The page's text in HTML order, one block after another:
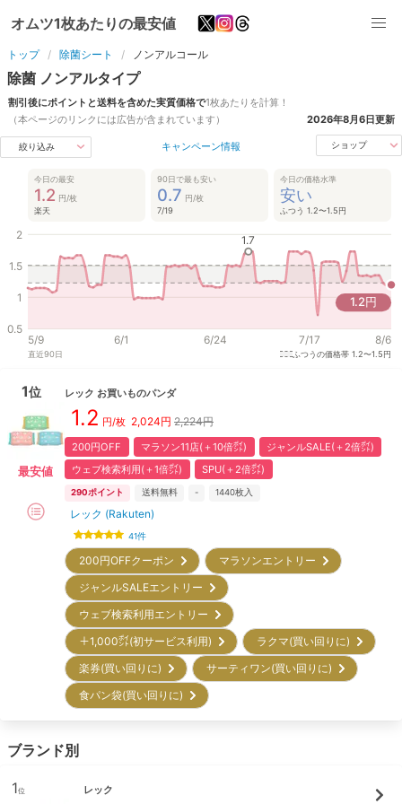
オムツ1枚あたりの最安値
トップ 除菌シート ノンアルコール
除菌 ノンアルタイプ
割引後にポイントと送料を含めた実質価格で1枚あたりを計算！
（本ページのリンクには広告が含まれています）
2026年8月6日更新
絞り込み キャンペーン情報 ショップ
今日の最安
1.2 円/枚
楽天
90日で最も安い
0.7 円/枚
7/19
今日の価格水準
安い
ふつう 1.2〜1.5円
0.5
1
1.5
2
5/9 6/1 6/24 7/17 8/6
1.7
1.2円
直近90日 ふつうの価格帯1.2〜1.5円
1位
最安値
レック お買いものパンダ
1.2 円/枚 2,024円 2,224円
200円OFF マラソン11店(＋10倍㌽)
ジャンルSALE(＋2倍㌽)
ウェブ検索利用(＋1倍㌽)
SPU(＋2倍㌽)
290ポイント 送料無料 - 1440枚入
レック (Rakuten)
41件
200円OFFクーポン
マラソンエントリー
ジャンルSALEエントリー
ウェブ検索利用エントリー
＋1,000㌽(初サービス利用)
ラクマ(買い回りに)
楽券(買い回りに)
サーティワン(買い回りに)
食パン袋(買い回りに)
ブランド別
1位 レック